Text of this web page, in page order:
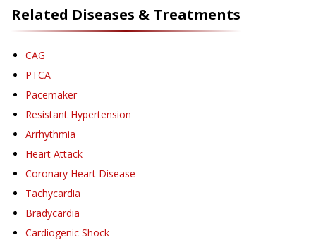
Related Diseases & Treatments
CAG
PTCA
Pacemaker
Resistant Hypertension
Arrhythmia
Heart Attack
Coronary Heart Disease
Tachycardia
Bradycardia
Cardiogenic Shock